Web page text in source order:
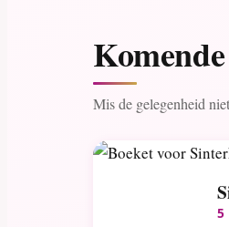
Mis de gelegenheid
5